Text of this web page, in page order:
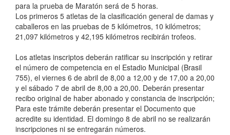
para la prueba de Maratón será de 5 horas.
Los primeros 5 atletas de la clasificación general de damas y
caballeros en las pruebas de 5 kilómetros, 10 kilómetros;
21,097 kilómetros y 42,195 kilómetros recibirán trofeos.
Los atletas inscriptos deberán ratificar su inscripción y retirar
el número de competencia en el Estadio Municipal (Brasil
755), el viernes 6 de abril de 8,00 a 12,00 y de 17,00 a 20,00
y el sábado 7 de abril de 8,00 a 20,00. Deberán presentar
recibo original de haber abonado y constancia de inscripción;
Para este trámite deberán presentar el Documento que
acredite su identidad. El domingo 8 de abril no se realizarán
inscripciones ni se entregarán números.